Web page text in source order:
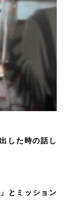
した時の話し
とミッション